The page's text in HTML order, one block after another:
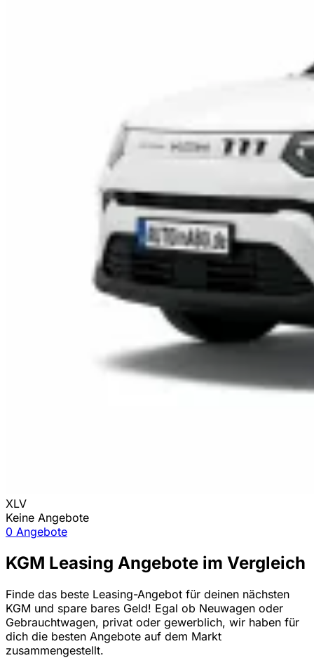
XLV
Keine Angebote
0 Angebote
KGM Leasing Angebote im Vergleich
Finde das beste Leasing-Angebot für deinen nächsten
KGM und spare bares Geld! Egal ob Neuwagen oder
Gebrauchtwagen, privat oder gewerblich, wir haben für
dich die besten Angebote auf dem Markt
zusammengestellt.